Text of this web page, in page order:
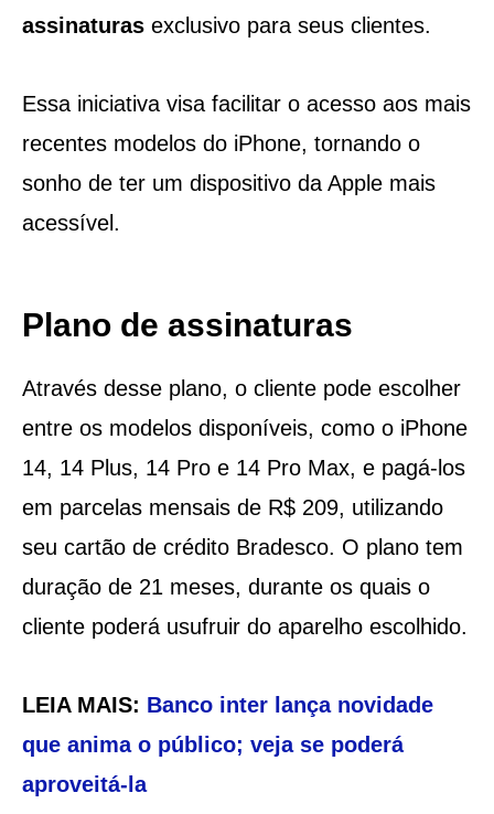
assinaturasexclusivo para seus clientes.
Essa iniciativa visa facilitar o acesso aos mais
recentes modelos do iPhone, tornando o
sonho de ter um dispositivo da Apple mais
acessível.
Plano de assinaturas
Através desse plano, o cliente pode escolher
entre os modelos disponíveis, como o iPhone
14, 14 Plus, 14 Pro e 14 Pro Max, e pagá-los
em parcelas mensais de R$ 209, utilizando
seu cartão de crédito Bradesco. O plano tem
duração de 21 meses, durante os quais o
cliente poderá usufruir do aparelho escolhido.
LEIA MAIS: Banco inter lança novidade
que anima o público; veja se poderá
aproveitá-la